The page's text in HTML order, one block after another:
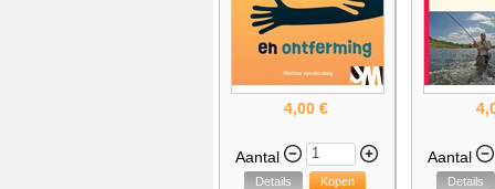
4,00 €
Aantal
Details Kopen
Aantal
Details